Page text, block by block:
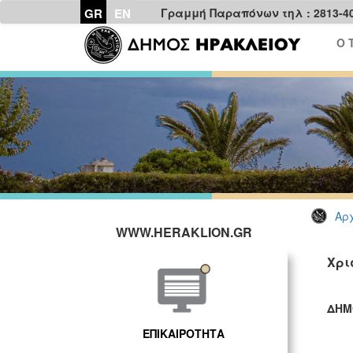
GR EN
Γραμμή Παραπόνων τηλ : 2813-
Ο
WWW.HERAKLION.GR
ΕΠΙΚΑΙΡΟΤΗΤΑ